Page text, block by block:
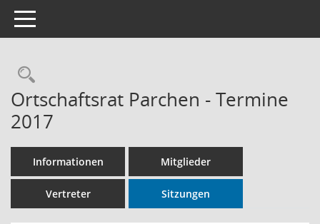
Toggle navigation
Rechercheauswahl
Ortschaftsrat Parchen - Termine
2017
Informationen Mitglieder
Vertreter Sitzungen